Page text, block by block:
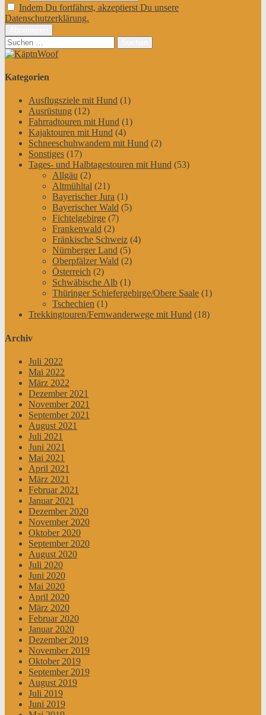
Indem Du fortfährst, akzeptierst Du unsere
Datenschutzerklärung.
Suchen
nach:
Kategorien
Ausflugsziele mit Hund (1)
Ausrüstung (12)
Fahrradtouren mit Hund (1)
Kajaktouren mit Hund (4)
Schneeschuhwandern mit Hund (2)
Sonstiges (17)
Tages- und Halbtagestouren mit Hund (53)
Allgäu (2)
Altmühltal (21)
Bayerischer Jura (1)
Bayerischer Wald (5)
Fichtelgebirge (7)
Frankenwald (2)
Fränkische Schweiz (4)
Nürnberger Land (5)
Oberpfälzer Wald (2)
Österreich (2)
Schwäbische Alb (1)
Thüringer Schiefergebirge/Obere Saale (1)
Tschechien (1)
Trekkingtouren/Fernwanderwege mit Hund (18)
Archiv
Juli 2022
Mai 2022
März 2022
Dezember 2021
November 2021
September 2021
August 2021
Juli 2021
Juni 2021
Mai 2021
April 2021
März 2021
Februar 2021
Januar 2021
Dezember 2020
November 2020
Oktober 2020
September 2020
August 2020
Juli 2020
Juni 2020
Mai 2020
April 2020
März 2020
Februar 2020
Januar 2020
Dezember 2019
November 2019
Oktober 2019
September 2019
August 2019
Juli 2019
Juni 2019